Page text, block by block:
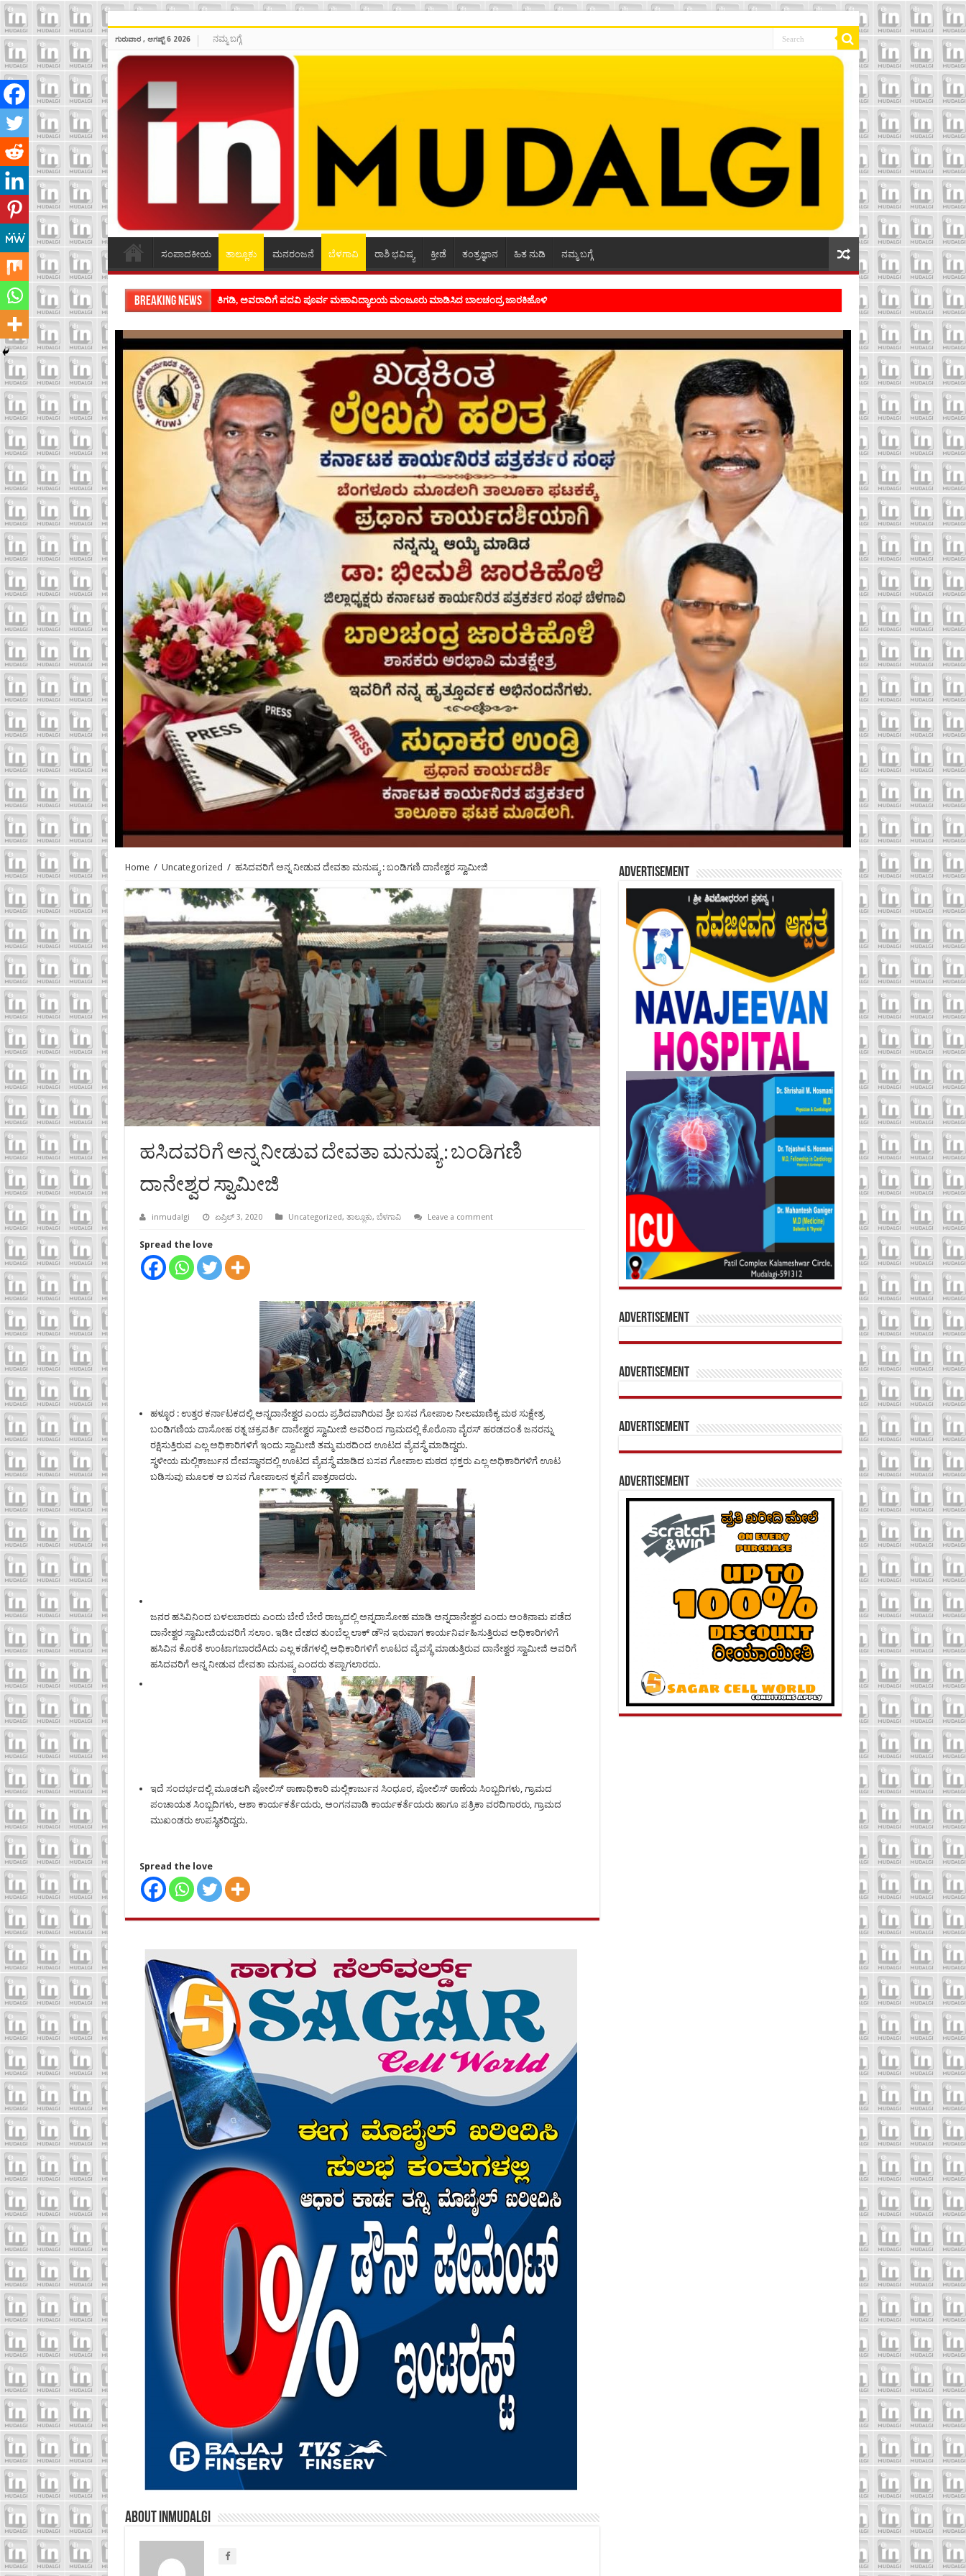
ಗುರುವಾರ , ಆಗಷ್ಟ್ 6 2026 ನಮ್ಮ ಬಗ್ಗೆ
ಸಂಪಾದಕೀಯ ತಾಲ್ಲೂಕು ಮನರಂಜನೆ ಬೆಳಗಾವಿ ರಾಶಿ ಭವಿಷ್ಯ ಕ್ರೀಡೆ ತಂತ್ರಜ್ಞಾನ ಹಿತ ನುಡಿ ನಮ್ಮ ಬಗ್ಗೆ
Breaking News ಶಿವಾಪುರದಲ್ಲಿ ಕವಿಗೋಷ್ಠಿಯ ಸಂಭ್ರಮ ಭಾವನೆಗಳನ್ನು ಕಟ್ಟಿಕೊಡುವ ಕಲೆಗಾರಿಕೆ ಕವಿಗೆ ಇರಬೇಕು- ಸಾಹಿತಿ ಸಿದ್ರಾಮ್ ದ್ಯಾಗಾನಟ್ಟಿ
Home / Uncategorized / ಹಸಿದವರಿಗೆ ಅನ್ನ ನೀಡುವ ದೇವತಾ ಮನುಷ್ಯ : ಬಂಡಿಗಣಿ ದಾನೇಶ್ವರ ಸ್ವಾಮೀಜಿ
ಹಸಿದವರಿಗೆ ಅನ್ನ ನೀಡುವ ದೇವತಾ ಮನುಷ್ಯ : ಬಂಡಿಗಣಿ
ದಾನೇಶ್ವರ ಸ್ವಾಮೀಜಿ
inmudalgi ಏಪ್ರಿಲ್ 3, 2020 Uncategorized, ತಾಲ್ಲೂಕು, ಬೆಳಗಾವಿ Leave a comment
Spread the love
ಹಳ್ಳೂರ : ಉತ್ತರ ಕರ್ನಾಟಕದಲ್ಲಿ ಅನ್ನದಾನೇಶ್ವರ ಎಂದು ಪ್ರಶಿದವಾಗಿರುವ ಶ್ರೀ ಬಸವ ಗೋಪಾಲ ನೀಲಮಾಣಿಕ್ಯ ಮಠ ಸುಕ್ಷೇತ್ರ
ಬಂಡಿಗಣಿಯ ದಾಸೋಹ ರತ್ನ ಚಕ್ರವರ್ತಿ ದಾನೇಶ್ವರ ಸ್ವಾಮೀಜಿ ಅವರಿಂದ ಗ್ರಾಮದಲ್ಲಿ ಕೊರೊನಾ ವೈರಸ್ ಹರಡದಂತೆ ಜನರನ್ನು
ರಕ್ಷಿಸುತ್ತಿರುವ ಎಲ್ಲ ಅಧಿಕಾರಿಗಳಿಗೆ ಇಂದು ಸ್ವಾಮೀಜಿ ತಮ್ಮ ಮಠದಿಂದ ಊಟದ ವ್ಯೆವಸ್ಥೆ ಮಾಡಿದ್ದರು.
ಸ್ಥಳೀಯ ಮಲ್ಲಿಕಾರ್ಜುನ ದೇವಸ್ಥಾನದಲ್ಲಿ ಊಟದ ವ್ಯೆವಸ್ಥೆ ಮಾಡಿದ ಬಸವ ಗೋಪಾಲ ಮಠದ ಭಕ್ತರು ಎಲ್ಲ ಅಧಿಕಾರಿಗಳಿಗೆ ಊಟ
ಬಡಿಸುವು ಮೂಲಕ ಆ ಬಸವ ಗೋಪಾಲನ ಕೃಪೆಗೆ ಪಾತ್ರರಾದರು.
ಜನರ ಹಸಿವಿನಿಂದ ಬಳಲಬಾರದು ಎಂದು ಬೇರೆ ಬೇರೆ ರಾಜ್ಯದಲ್ಲಿ ಅನ್ನದಾಸೋಹ ಮಾಡಿ ಅನ್ನದಾನೇಶ್ವರ ಎಂದು ಅಂಕಿನಾಮ ಪಡೆದ
ದಾನೇಶ್ವರ ಸ್ವಾಮೀಜಿಯವರಿಗೆ ಸಲಾಂ. ಇಡೀ ದೇಶದ ತುಂಬೆಲ್ಲ ಲಾಕ್ ಡೌನ ಇರುವಾಗ ಕಾರ್ಯನಿರ್ವಹಿಸುತ್ತಿರುವ ಅಧಿಕಾರಿಗಳಿಗೆ
ಹಸಿವಿನ ಕೊರತೆ ಉಂಟಾಗಬಾರದೆAದು ಎಲ್ಲ ಕಡೆಗಳಲ್ಲಿ ಅಧಿಕಾರಿಗಳಿಗೆ ಊಟದ ವ್ಯೆವಸ್ಥೆ ಮಾಡುತ್ತಿರುವ ದಾನೇಶ್ವರ ಸ್ವಾಮೀಜಿ ಅವರಿಗೆ
ಹಸಿದವರಿಗೆ ಅನ್ನ ನೀಡುವ ದೇವತಾ ಮನುಷ್ಯ ಎಂದರು ತಪ್ಪಾಗಲಾರದು.
ಇದೆ ಸಂದರ್ಭದಲ್ಲಿ ಮೂಡಲಗಿ ಪೋಲಿಸ್ ಠಾಣಾಧಿಕಾರಿ ಮಲ್ಲಿಕಾರ್ಜುನ ಸಿಂಧೂರ, ಪೋಲಿಸ್ ಠಾಣೆಯ ಸಿಂಬ್ಬದಿಗಳು, ಗ್ರಾಮದ
ಪಂಚಾಯತ ಸಿಂಬ್ಬದಿಗಳು, ಆಶಾ ಕಾರ್ಯಕರ್ತೆಯರು, ಅಂಗನವಾಡಿ ಕಾರ್ಯಕರ್ತೆಯರು ಹಾಗೂ ಪತ್ರಿಕಾ ವರದಿಗಾರರು, ಗ್ರಾಮದ
ಮುಖಂಡರು ಉಪಸ್ಥಿತರಿದ್ದರು.
Spread the love
About inmudalgi
Advertisement
Advertisement
Advertisement
Advertisement
Advertisement